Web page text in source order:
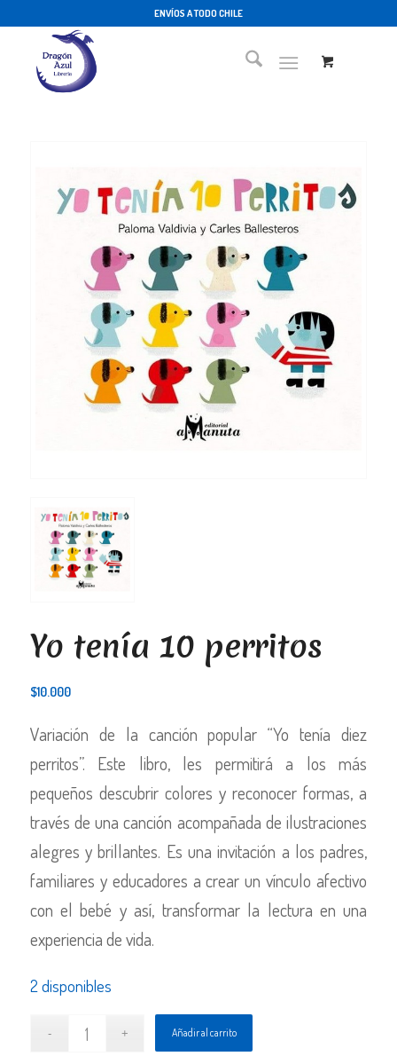
ENVÍOS A TODO CHILE
Yo tenía 10 perritos
$10.000
Variación de la canción popular “Yo tenía diez
perritos”. Este libro, les permitirá a los más
pequeños descubrir colores y reconocer formas, a
través de una canción acompañada de ilustraciones
alegres y brillantes. Es una invitación a los padres,
familiares y educadores a crear un vínculo afectivo
con el bebé y así, transformar la lectura en una
experiencia de vida.
2 disponibles
Añadir al carrito